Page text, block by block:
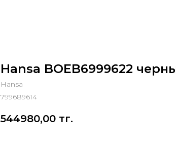
Hansa BOEB6999622
Hansa
799689614
544980,00 тг.